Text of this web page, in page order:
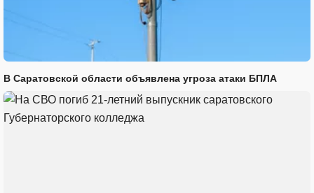
В Саратовской области объявлена угроза атаки БПЛА